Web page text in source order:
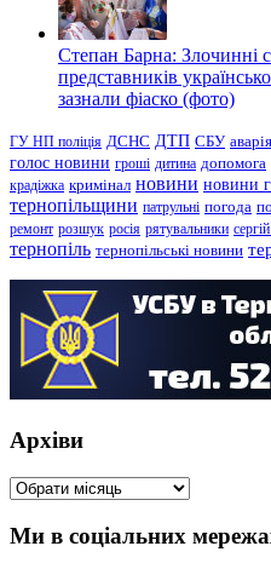
Степан Барна: Злочинні
представників
зазнали фіаско (фото)
ГУ НП поліція ДСНС ДТП СБУ аварія
голос новини гроші дитина допомога
крадіжка кримінал новини новини
тернопільщини патрульні погода
ремонт розшук росія рятувальники
тернопіль тернопільські новини
Архіви
Архіви
Ми в соціальних